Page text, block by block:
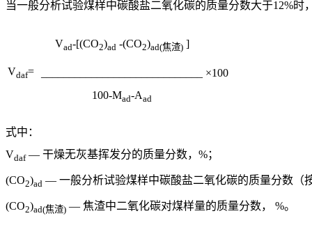
当一般分析试验煤样中碳酸盐二氧化碳的质量分数大于12%时
Vad-[(CO2)ad -(CO2)ad(焦渣)]
Vdaf=
×100
100-Mad-Aad
式中：
Vdaf— 干燥无灰基挥发分的质量分数，%；
(CO2)ad — 一般分析试验煤样中碳酸盐二氧化碳的质量分数（
(CO2)ad(焦渣) — 焦渣中二氧化碳对煤样量的质量分数， %。